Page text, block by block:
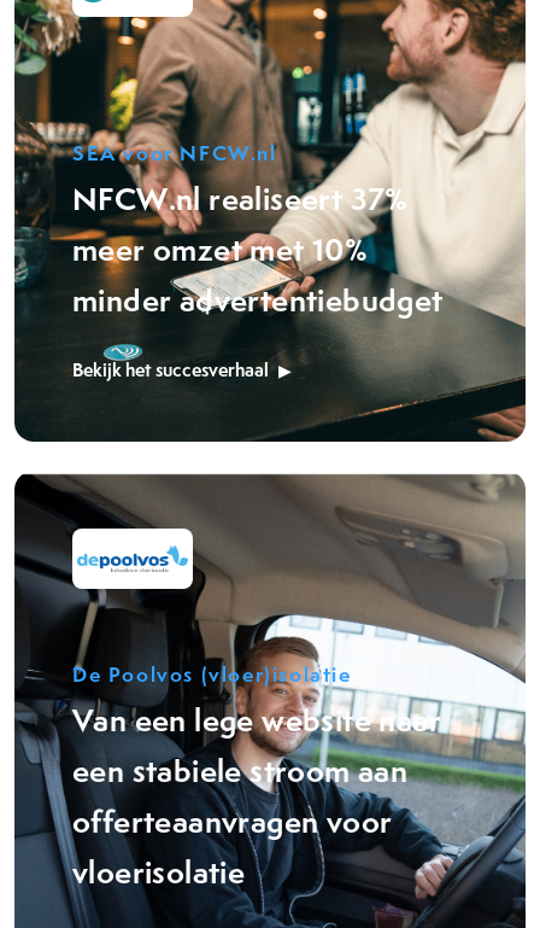
SEA voor NFCW.nl
NFCW.nl realiseert 37%
meer omzet met 10%
minder advertentiebudget
Bekijk het succesverhaal
De Poolvos (vloer)isolatie
Van een lege website naar
een stabiele stroom aan
offerteaanvragen voor
vloerisolatie